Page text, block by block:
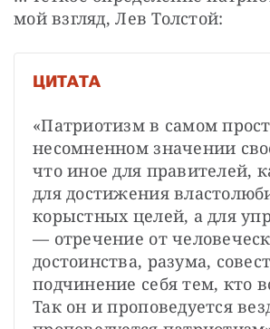
мой взгляд, Лев Толстой:
ЦИТАТА
«Патриотизм в самом
несомненном значении
что иное для правителей,
для достижения
корыстных целей, а для
— отречение от
достоинства, разума,
подчинение себя тем, кто
Так он и проповедуется